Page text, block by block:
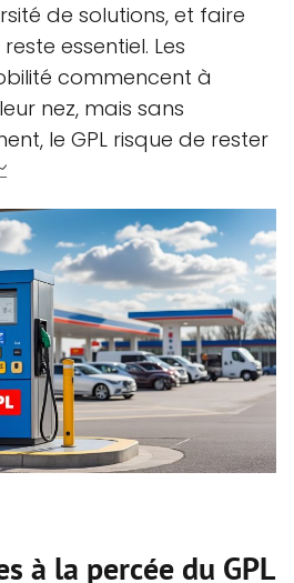
de solutions, et faire
essentiel. Les
commencent à
nez, mais sans
le GPL risque de rester
à la percée du GPL